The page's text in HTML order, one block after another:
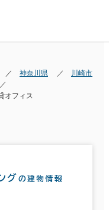
神奈川県
川崎市
オフィス
グ の建物情報